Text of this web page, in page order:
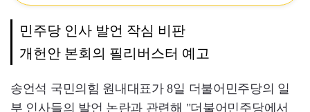
민주당 인사 발언 작심 비판
개헌안 본회의 필리버스터 예고
송언석 국민의힘 원내대표가 8일 더불어민주당의 일
부 인사들의 발언 논란과 관련해 "더불어민주당에서